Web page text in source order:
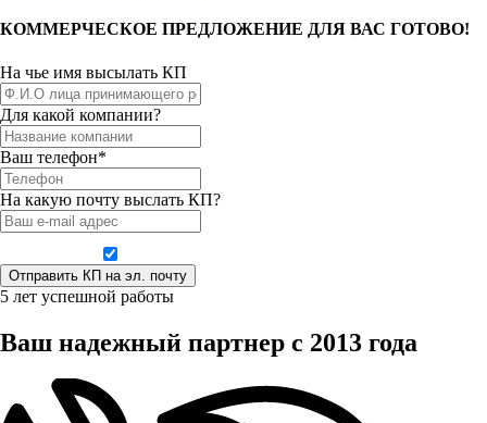
КОММЕРЧЕСКОЕ ПРЕДЛОЖЕНИЕ ДЛЯ ВАС ГОТОВО!
На чье имя высылать КП
Для какой компании?
Ваш телефон*
На какую почту выслать КП?
5 лет успешной работы
Ваш надежный партнер с 2013 года